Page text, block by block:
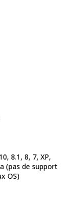
8.1, 8, 7, XP,
(pas de support
OS)